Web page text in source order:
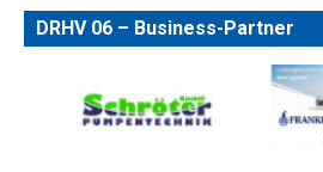
DRHV 06 – Business-Partner